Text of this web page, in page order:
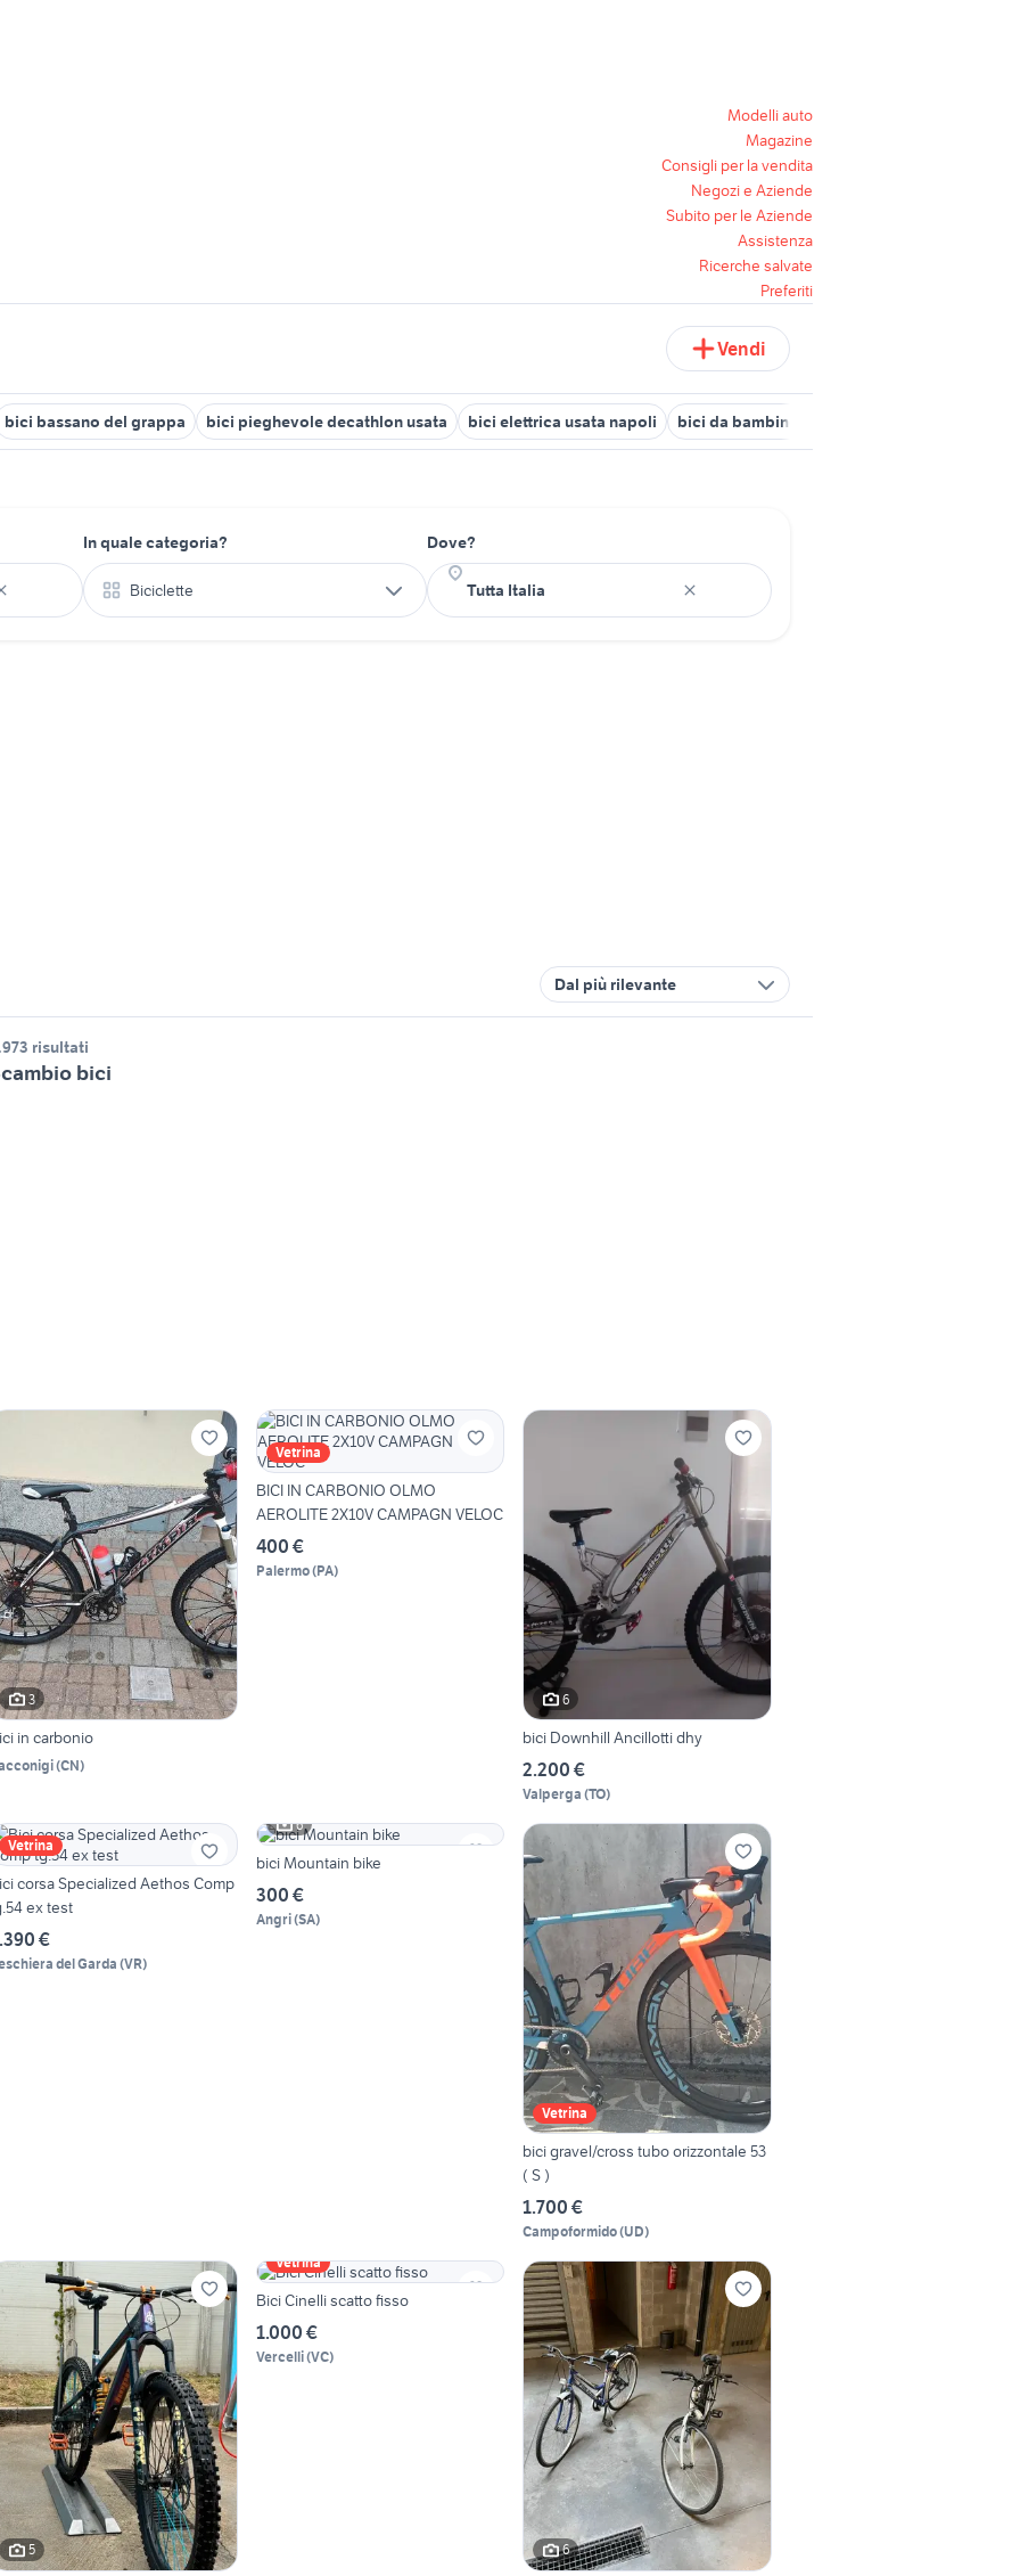
Modelli auto
Magazine
Consigli per la vendita
Negozi e Aziende
Subito per le Aziende
Assistenza
Ricerche salvate
Preferiti
Vendi
bici bassano del grappa bici pieghevole decathlon usata bici elettrica usata napoli bici da bambino
In quale categoria?
Biciclette
Dove?
Dal più rilevante
risultati
bici
3
in carbonio
(CN)
Vetrina
BICI IN CARBONIO OLMO
AEROLITE 2X10V CAMPAGN VELOC
400 €
Palermo(PA)
6
bici Downhill Ancillotti dhy
2.200 €
Valperga (TO)
Vetrina
corsa Specialized Aethos Comp
ex test
€
del Garda (VR)
6
bici Mountain bike
300 €
Angri(SA)
Vetrina
bici gravel/cross tubo orizzontale 53
( S )
1.700 €
Campoformido(UD)
5
Vetrina
Bici Cinelli scatto fisso
1.000 €
Vercelli(VC)
6